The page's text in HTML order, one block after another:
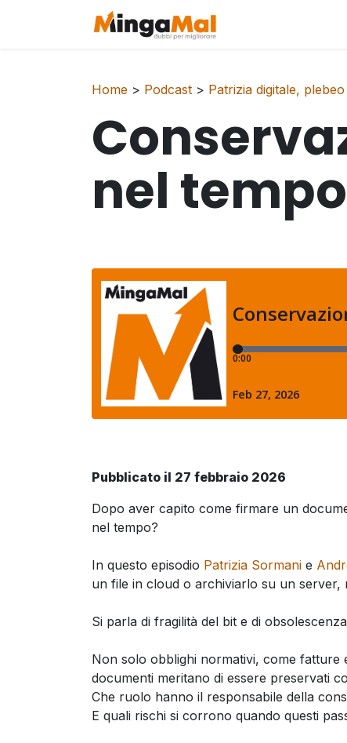
Passa al contenuto
Home > Podcast > Patrizia digitale,
nel tempo
Pubblicato il 27 febbraio 2026
Dopo aver capito come firmare un
nel tempo?
In questo episodio Patrizia Sormani e
un file in cloud o archiviarlo su un
Si parla di fragilità del bit e di
Non solo obblighi normativi, come fatture
documenti meritano di essere preservati
Che ruolo hanno il responsabile della
E quali rischi si corrono quando questi